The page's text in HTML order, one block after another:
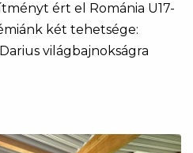
ért el Románia U17-
két tehetsége:
világbajnokságra